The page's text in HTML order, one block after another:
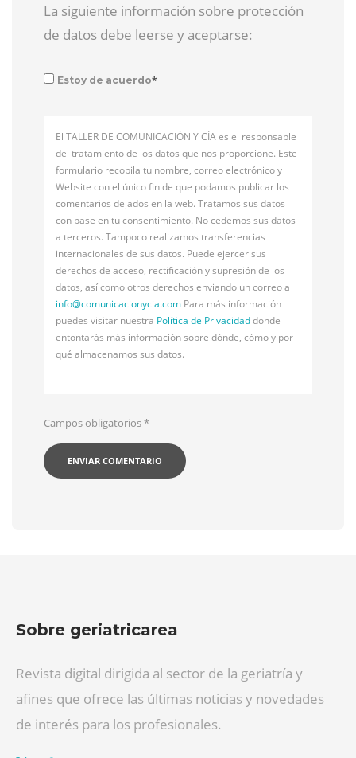
La siguiente información sobre protección
de datos debe leerse y aceptarse:
Estoy de acuerdo*
El TALLER DE COMUNICACIÓN Y CÍA es el responsable
del tratamiento de los datos que nos proporcione. Este
formulario recopila tu nombre, correo electrónico y
Website con el único fin de que podamos publicar los
comentarios dejados en la web. Tratamos sus datos
con base en tu consentimiento. No cedemos sus datos
a terceros. Tampoco realizamos transferencias
internacionales de sus datos. Puede ejercer sus
derechos de acceso, rectificación y supresión de los
datos, así como otros derechos enviando un correo a
info@comunicacionycia.com Para más información
puedes visitar nuestra Política de Privacidaddonde
entontarás más información sobre dónde, cómo y por
qué almacenamos sus datos.
Campos obligatorios*
Sobre geriatricarea
Revista digital dirigida al sector de la geriatría y
afines que ofrece las últimas noticias y novedades
de interés para los profesionales.